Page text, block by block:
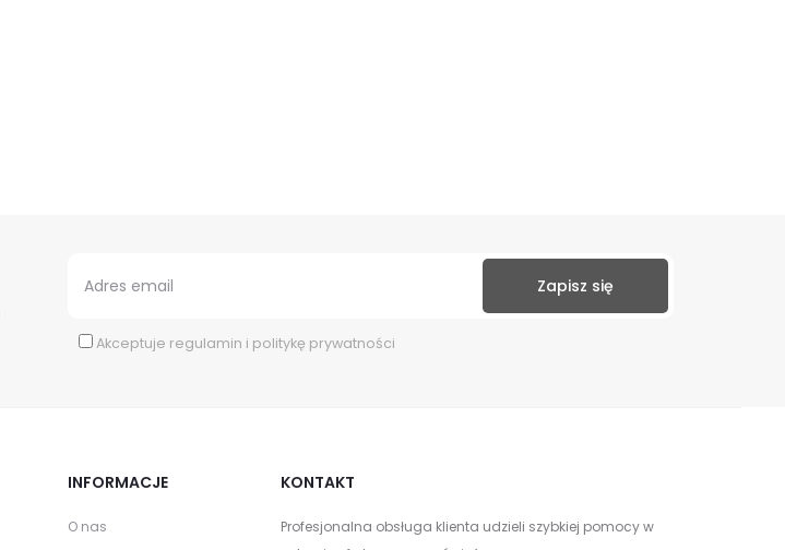
Akceptuje regulamin i politykę prywatności
INFORMACJE
O nas
KONTAKT
Profesjonalna obsługa klienta udzieli szybkiej pomocy w